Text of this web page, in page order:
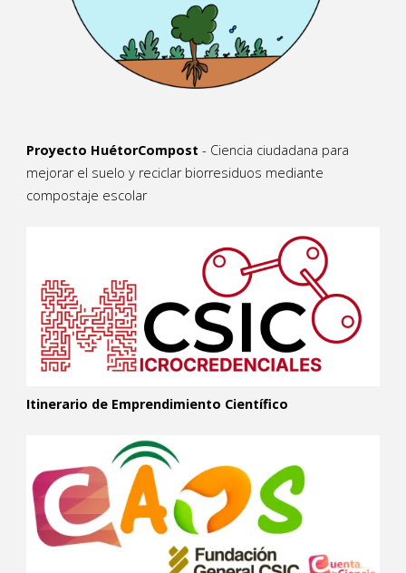
Proyecto HuétorCompost - Ciencia ciudadana para
mejorar el suelo y reciclar biorresiduos mediante
compostaje escolar
Itinerario de Emprendimiento Científico